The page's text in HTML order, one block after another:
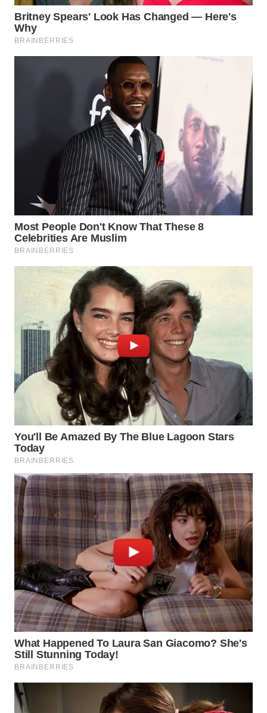
TEBING
TINGGI
WN
BOGOR
WN
DEPOK
WN
TAPANULI
WN
SAMOSIR
LAWAS
WN
SUMEDANG
WN
CIANJUR
WN
KEPULAUAN
SERIBU
WN
TANGERANG
WN
BINJAI
CIREBON